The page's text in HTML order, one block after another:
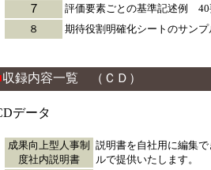
７
評価要素ごとの基準記述例 40
８
期待役割明確化シートのサンプ
収録内容一覧 （ＣＤ）
データ
成果向上型人事制
度社内説明書
説明書を自社用に編集
ルで提供いたします。